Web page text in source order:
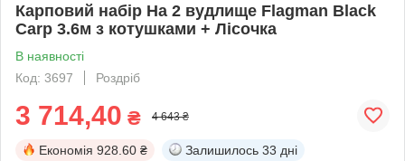
Карповий набір На 2 вудлище Flagman Black
Carp 3.6м з котушками + Лісочка
В наявності
Код: 3697
Роздріб
3 714,40 ₴ 4 643 ₴
Економія 928.60 ₴ Залишилось 33 дні